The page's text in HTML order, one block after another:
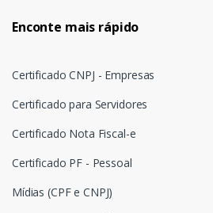
Enconte mais rápido
Certificado CNPJ - Empresas
Certificado para Servidores
Certificado Nota Fiscal-e
Certificado PF - Pessoal
Mídias (CPF e CNPJ)